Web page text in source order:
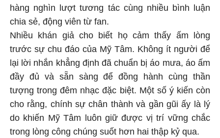
hàng nghìn lượt tương tác cùng nhiều bình luận
chia sẻ, động viên từ fan.
Nhiều khán giả cho biết họ cảm thấy ấm lòng
trước sự chu đáo của Mỹ Tâm. Không ít người để
lại lời nhắn khẳng định đã chuẩn bị áo mưa, áo ấm
đầy đủ và sẵn sàng để đồng hành cùng thần
tượng trong đêm nhạc đặc biệt. Một số ý kiến còn
cho rằng, chính sự chân thành và gần gũi ấy là lý
do khiến Mỹ Tâm luôn giữ được vị trí vững chắc
trong lòng công chúng suốt hơn hai thập kỷ qua.